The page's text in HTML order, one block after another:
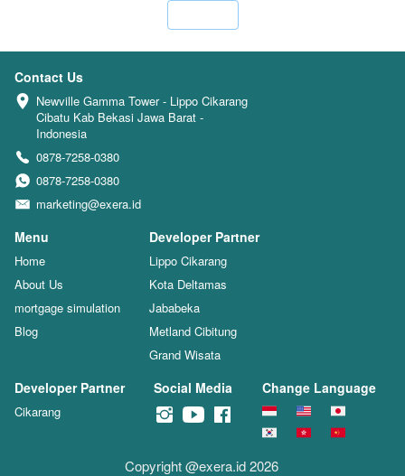
Contact Us
Newville Gamma Tower - Lippo Cikarang
Cibatu Kab Bekasi Jawa Barat -
Indonesia
0878-7258-0380
0878-7258-0380
marketing@exera.id
Menu
Home
About Us
mortgage simulation
Blog
Developer Partner
Lippo Cikarang
Kota Deltamas
Jababeka
Metland Cibitung
Grand Wisata
Developer Partner
Cikarang
Social Media Change Language
Copyright @exera.id 2026